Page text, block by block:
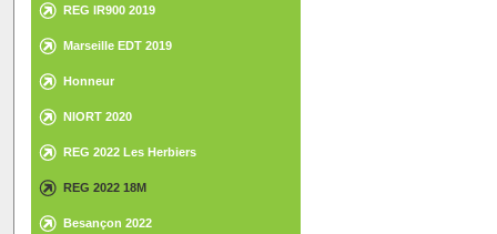
REG IR900 2019
Marseille EDT 2019
Honneur
NIORT 2020
REG 2022 Les Herbiers
REG 2022 18M
Besançon 2022